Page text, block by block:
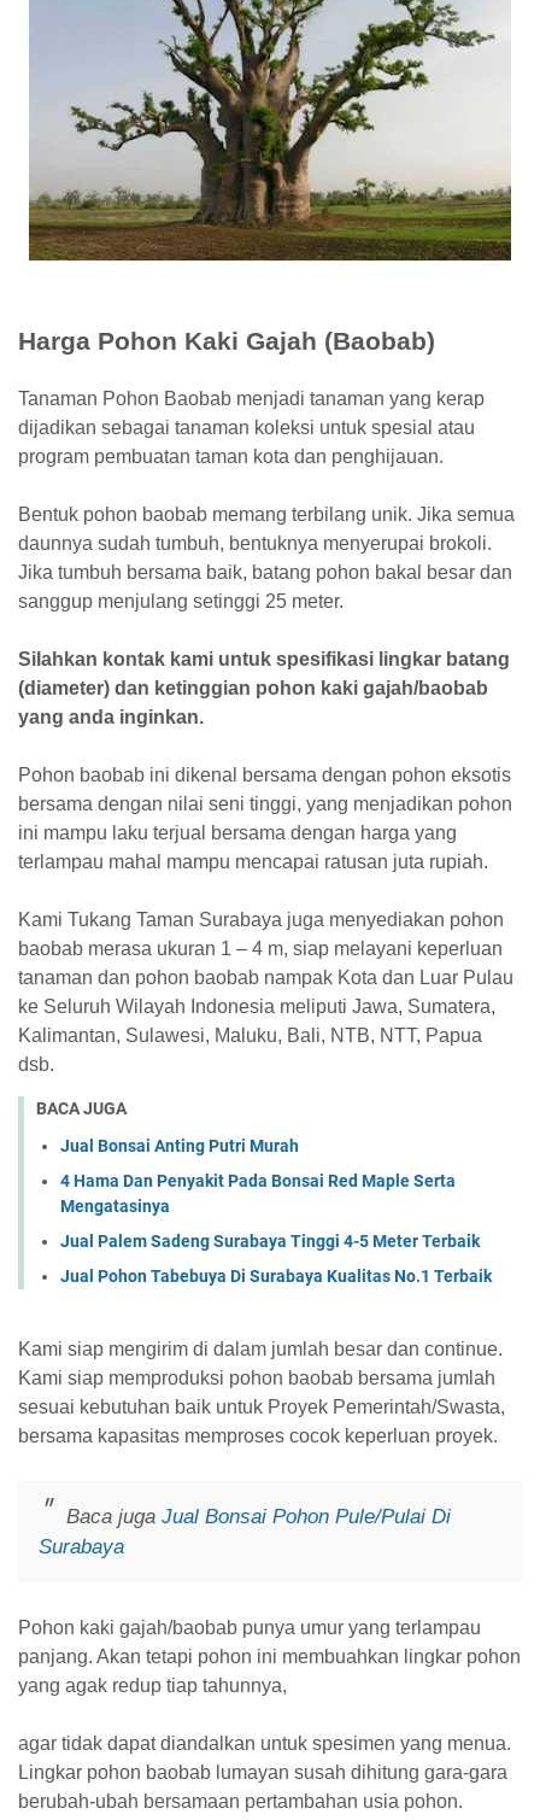
Harga Pohon Kaki Gajah (Baobab)
Tanaman Pohon Baobab menjadi tanaman yang kerap
dijadikan sebagai tanaman koleksi untuk spesial atau
program pembuatan taman kota dan penghijauan.
Bentuk pohon baobab memang terbilang unik. Jika semua
daunnya sudah tumbuh, bentuknya menyerupai brokoli.
Jika tumbuh bersama baik, batang pohon bakal besar dan
sanggup menjulang setinggi 25 meter.
Silahkan kontak kami untuk spesifikasi lingkar batang
(diameter) dan ketinggian pohon kaki gajah/baobab
yang anda inginkan.
Pohon baobab ini dikenal bersama dengan pohon eksotis
bersama dengan nilai seni tinggi, yang menjadikan pohon
ini mampu laku terjual bersama dengan harga yang
terlampau mahal mampu mencapai ratusan juta rupiah.
Kami Tukang Taman Surabaya juga menyediakan pohon
baobab merasa ukuran 1 – 4 m, siap melayani keperluan
tanaman dan pohon baobab nampak Kota dan Luar Pulau
ke Seluruh Wilayah Indonesia meliputi Jawa, Sumatera,
Kalimantan, Sulawesi, Maluku, Bali, NTB, NTT, Papua
dsb.
BACA JUGA
Jual Bonsai Anting Putri Murah
4 Hama Dan Penyakit Pada Bonsai Red Maple Serta
Mengatasinya
Jual Palem Sadeng Surabaya Tinggi 4-5 Meter Terbaik
Jual Pohon Tabebuya Di Surabaya Kualitas No.1 Terbaik
Kami siap mengirim di dalam jumlah besar dan continue.
Kami siap memproduksi pohon baobab bersama jumlah
sesuai kebutuhan baik untuk Proyek Pemerintah/Swasta,
bersama kapasitas memproses cocok keperluan proyek.
Baca juga Jual Bonsai Pohon Pule/Pulai Di
Surabaya
Pohon kaki gajah/baobab punya umur yang terlampau
panjang. Akan tetapi pohon ini membuahkan lingkar pohon
yang agak redup tiap tahunnya,
agar tidak dapat diandalkan untuk spesimen yang menua.
Lingkar pohon baobab lumayan susah dihitung gara-gara
berubah-ubah bersamaan pertambahan usia pohon.